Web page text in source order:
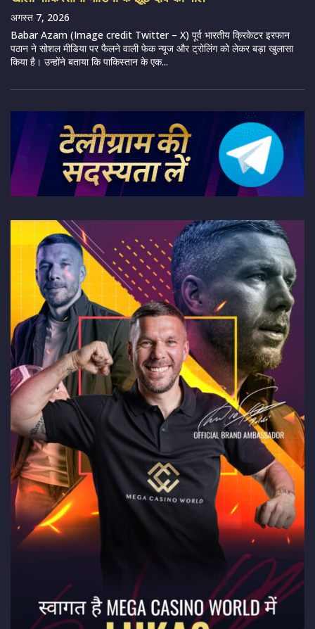
अगस्त 7, 2026
Babar Azam (Image credit Twitter – X) पूर्व भारतीय क्रिकेटर इरफान
पठान ने सोशल मीडिया पर फैलने वाली फेक न्यूज और ट्रोलिंग को लेकर बड़ा खुलासा
किया है। उन्होंने बताया कि पाकिस्तान के एक...